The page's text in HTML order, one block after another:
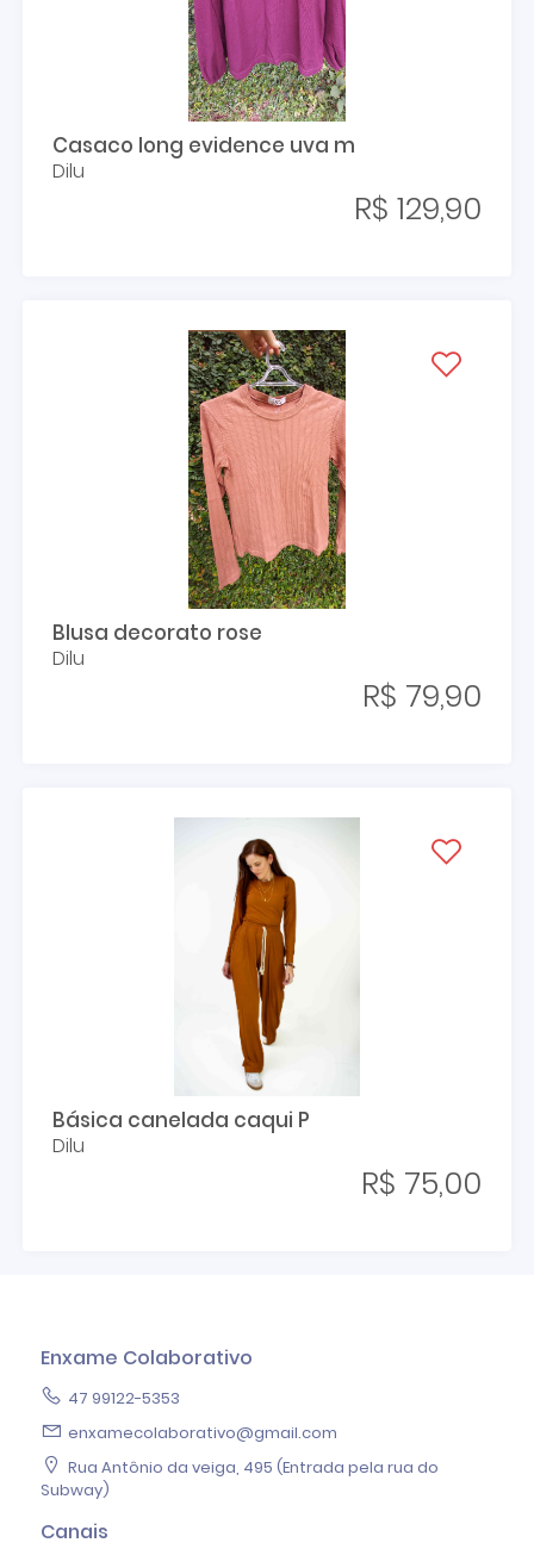
Casaco long evidence uva m
Dilu
R$ 129,90
Blusa decorato rose
Dilu
R$ 79,90
Básica canelada caqui P
Dilu
R$ 75,00
Enxame Colaborativo
47 99122-5353
enxamecolaborativo@gmail.com
Rua Antônio da veiga, 495 (Entrada pela rua do
Subway)
Canais